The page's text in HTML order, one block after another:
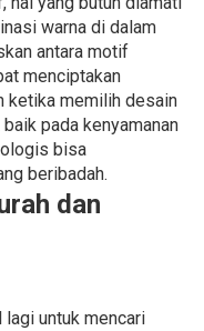
warna di dalam
antara motif
menciptakan
ketika memilih desain
pada kenyamanan
bisa
beribadah.
dan
lagi untuk mencari